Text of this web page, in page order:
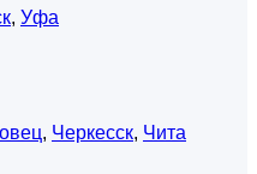
, Уфа
, Черкесск, Чита